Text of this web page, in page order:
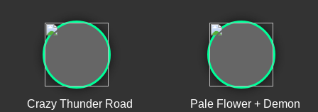
Crazy Thunder Road
Pale Flower + Demon